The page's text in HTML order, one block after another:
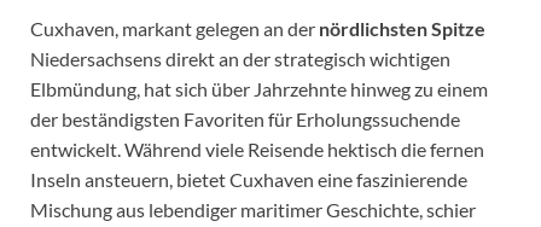
Cuxhaven, markant gelegen an der nördlichsten Spitze
Niedersachsens direkt an der strategisch wichtigen
Elbmündung, hat sich über Jahrzehnte hinweg zu einem
der beständigsten Favoriten für Erholungssuchende
entwickelt. Während viele Reisende hektisch die fernen
Inseln ansteuern, bietet Cuxhaven eine faszinierende
Mischung aus lebendiger maritimer Geschichte, schier